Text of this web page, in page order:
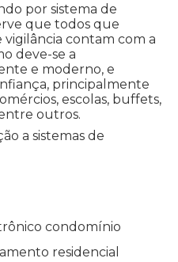
por sistema de
que todos que
contam com a
deve-se a
e moderno, e
principalmente
escolas, buffets,
outros.
a sistemas de
condomínio
residencial